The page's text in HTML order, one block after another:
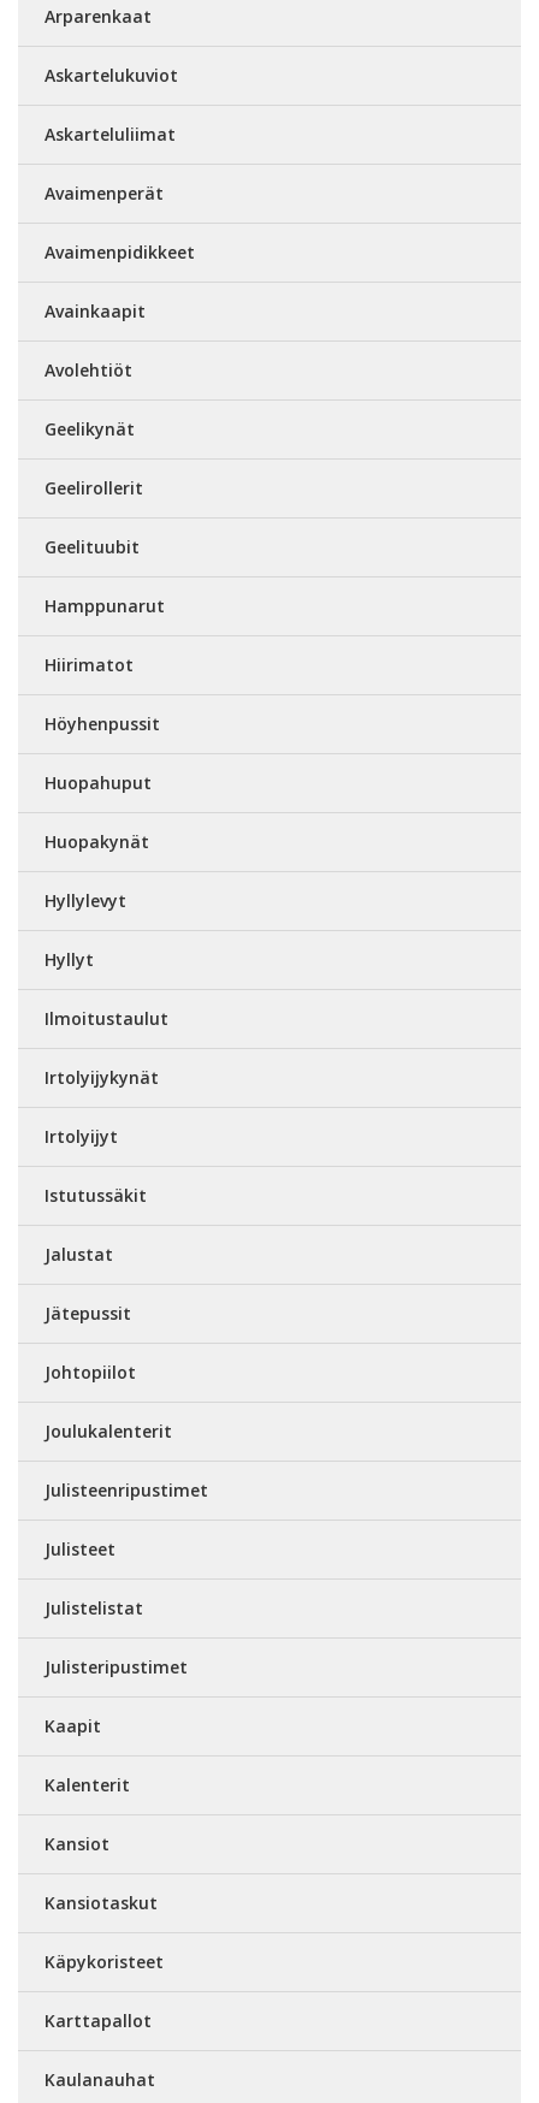
Arparenkaat
Askartelukuviot
Askarteluliimat
Avaimenperät
Avaimenpidikkeet
Avainkaapit
Avolehtiöt
Geelikynät
Geelirollerit
Geelituubit
Hamppunarut
Hiirimatot
Höyhenpussit
Huopahuput
Huopakynät
Hyllylevyt
Hyllyt
Ilmoitustaulut
Irtolyijykynät
Irtolyijyt
Istutussäkit
Jalustat
Jätepussit
Johtopiilot
Joulukalenterit
Julisteenripustimet
Julisteet
Julistelistat
Julisteripustimet
Kaapit
Kalenterit
Kansiot
Kansiotaskut
Käpykoristeet
Karttapallot
Kaulanauhat